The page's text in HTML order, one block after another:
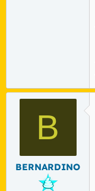
B
BERNARDINO